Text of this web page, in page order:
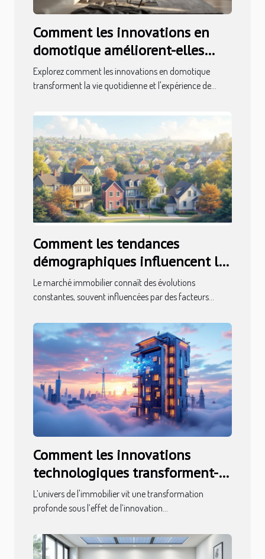
Comment les innovations en
domotique améliorent-elles
votre habitat ?
Explorez comment les innovations en domotique
transforment la vie quotidienne et l'expérience de...
Comment les tendances
démographiques influencent le
marché immobilier ?
Le marché immobilier connaît des évolutions
constantes, souvent influencées par des facteurs...
Comment les innovations
technologiques transforment-
elles l'immobilier ?
L’univers de l'immobilier vit une transformation
profonde sous l’effet de l’innovation...